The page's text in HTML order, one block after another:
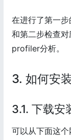
在进行了第一步
和第二步检查
profiler分析。
3. 如何安
3.1. 下载安
可以从下面这